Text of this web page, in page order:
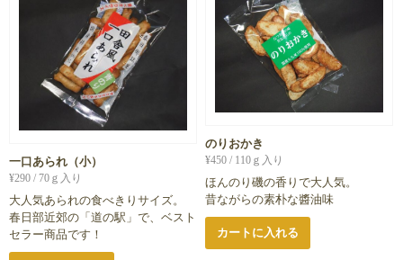
一口あられ（小）
¥290 / 70ｇ入り
大人気あられの食べきりサイズ。
春日部近郊の「道の駅」で、ベスト
セラー商品です！
のりおかき
¥450 / 110ｇ入り
ほんのり磯の香りで大人気。
昔ながらの素朴な醬油味
カートに入れる